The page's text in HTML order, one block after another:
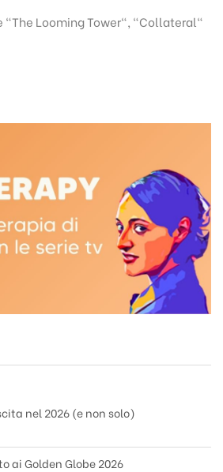
"The Looming Tower", "Collateral"
nel 2026 (e non solo)
ai Golden Globe 2026